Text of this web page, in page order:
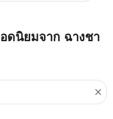
ดนิยมจาก ฉางชา
close